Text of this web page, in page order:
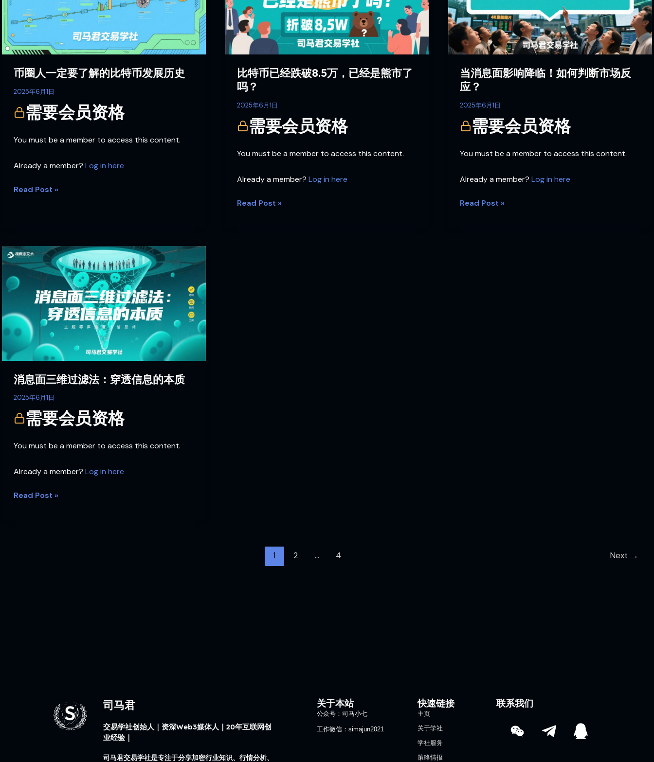
币圈人一定要了解的比特币发展历史
2025年6月1日
需要会员资格
You must be a member to access this content.
Already a member? Log in here
了
的
比
特
币
发
历
Read Post »
比特币已经跌破8.5万，已经是熊市了
吗？
2025年6月1日
需要会员资格
You must be a member to access this content.
Already a member? Log in here
破
8.5
万，
已
经
是
熊
市
吗？
Read Post »
当消息面影响降临！如何判断市场反
应？
2025年6月1日
需要会员资格
You must be a member to access this content.
Already a member?Log in here
响
降
临！
如
何
判
断
市
场
应？
Read Post »
消息面三维过滤法：穿透信息的本质
2025年6月1日
需要会员资格
You must be a member to access this content.
Already a member? Log in here
消
息
面
三
过
法：
穿
透
信
息
的
质
Read Post »
1 2 … 4 Next →
司马君
交易学社创始人｜资深Web3媒体人｜20年互联网创
业经验｜
司马君交易学社是专注于分享加密行业知识、行情分析、
关于本站
公众号：司马小七
工作微信：simajun2021
快速链接
主页
关于学社
学社服务
策略情报
联系我们